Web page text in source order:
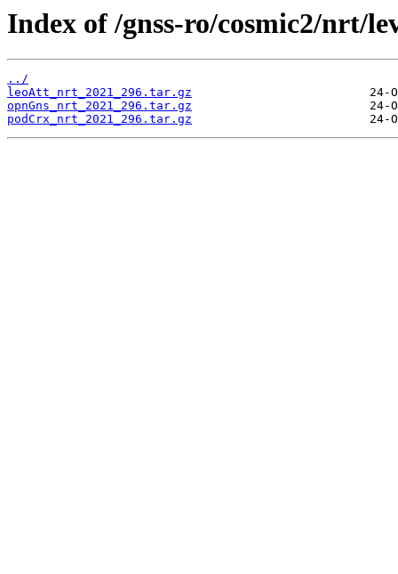
Index of /gnss-ro/cosmic2/nrt/
../
leoAtt_nrt_2021_296.tar.gz
opnGns_nrt_2021_296.tar.gz
podCrx_nrt_2021_296.tar.gz